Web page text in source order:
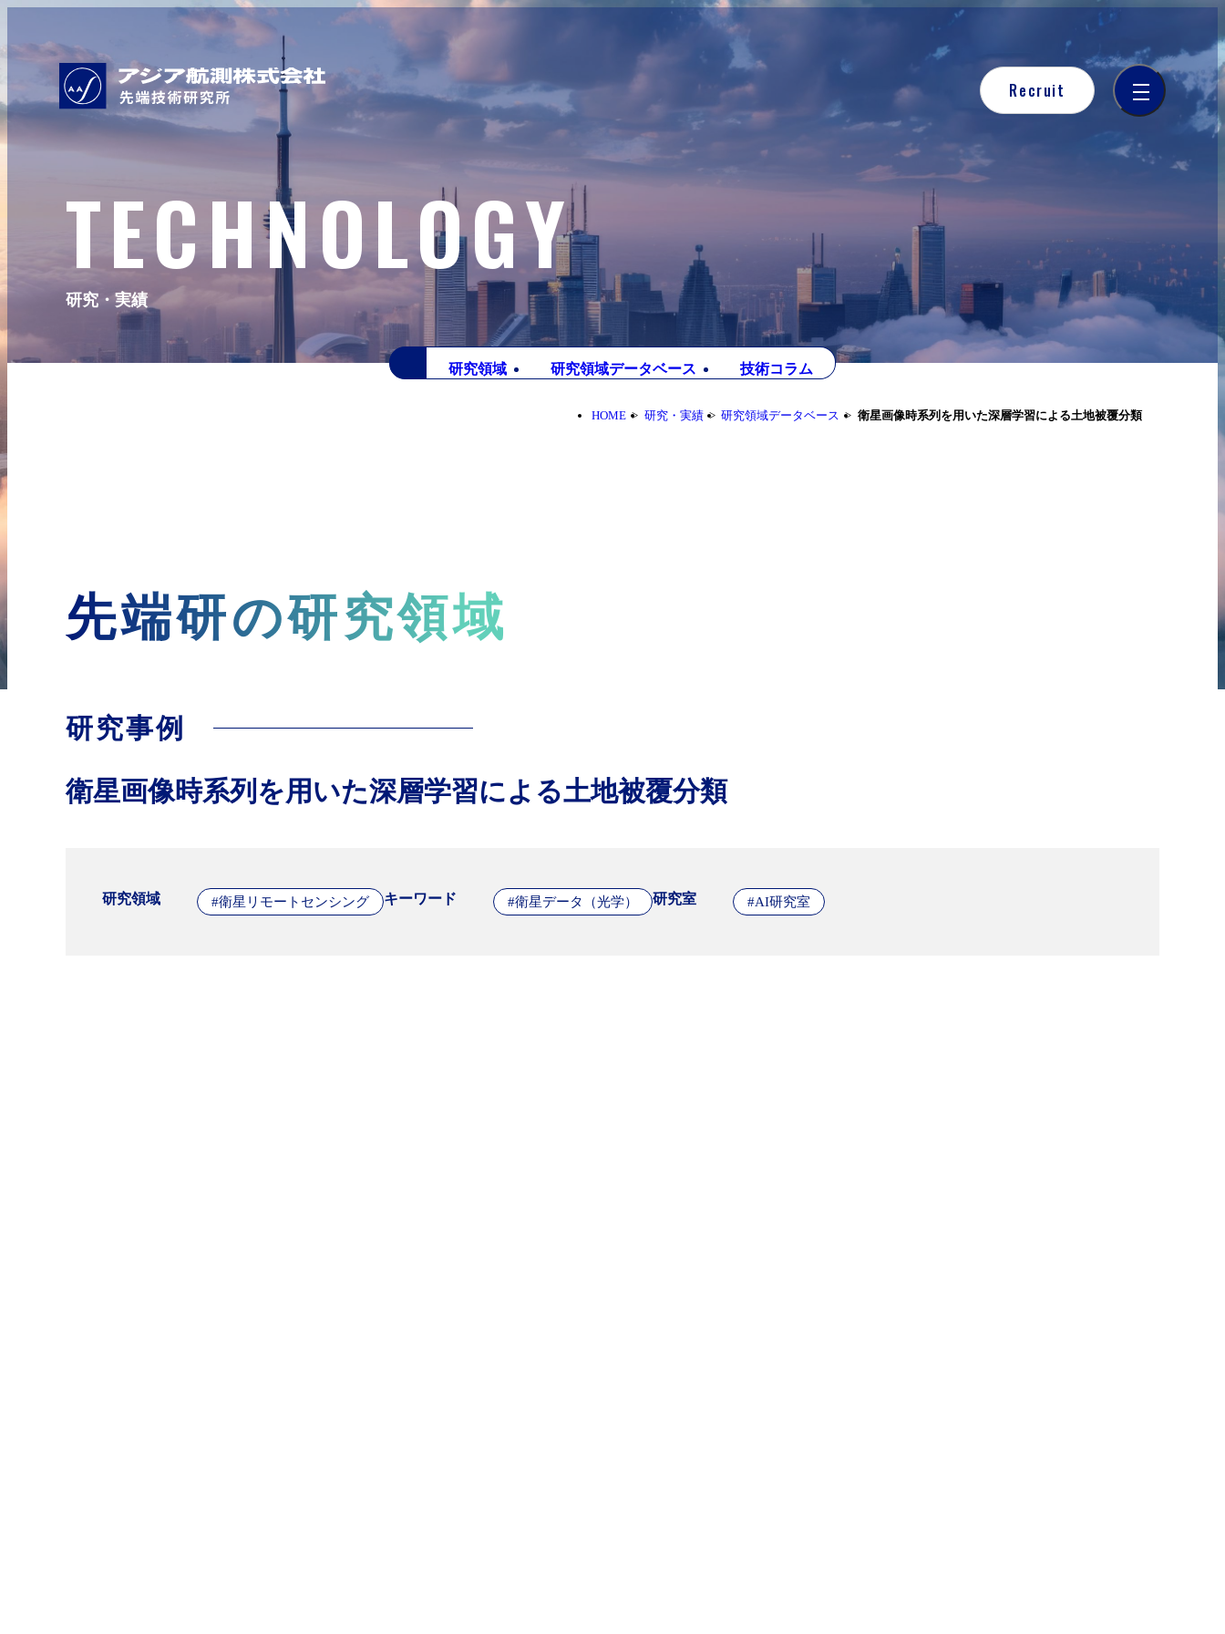
Recruit
TECHNOLOGY
研究・実績
研究領域 研究領域データベース 技術コラム
HOME 研究・実績 研究領域データベース 衛星画像時系列を用いた深層学習による土地被覆分類
先端研の研究領域
研究事例
衛星画像時系列を用いた深層学習による土地被覆分類
研究領域 #衛星リモートセンシング キーワード #衛星データ（光学） 研究室 #AI研究室